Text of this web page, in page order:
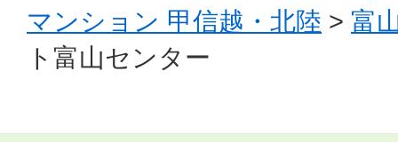
マンション 甲信越・北陸 > 富
ト富山センター